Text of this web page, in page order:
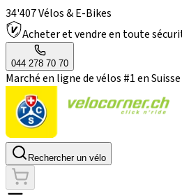
34'407 Vélos & E-Bikes
Acheter et vendre en toute
044 278 70 70
Marché en ligne de vélos #1 en Suisse
Rechercher un vélo